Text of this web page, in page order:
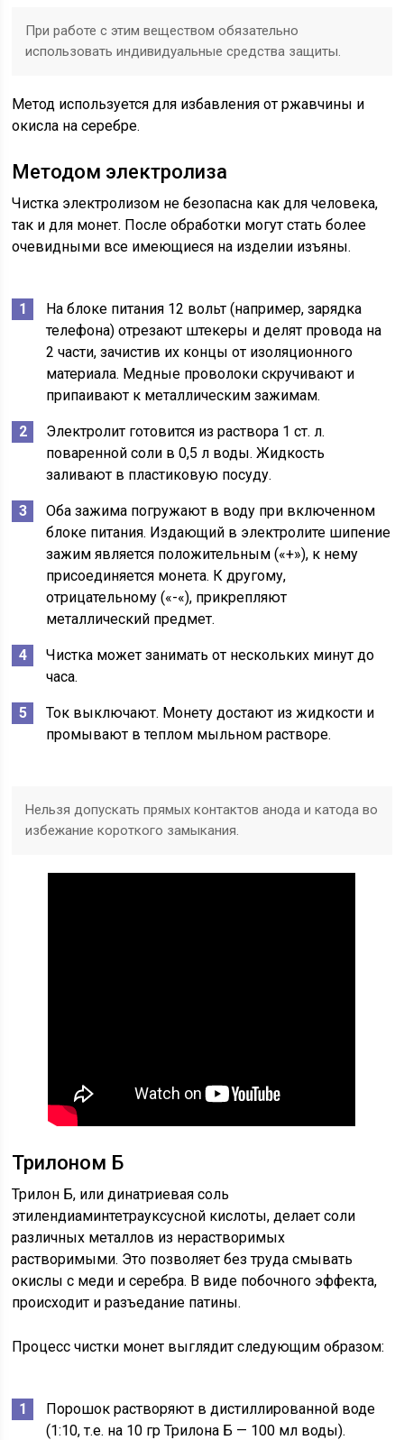
При работе с этим веществом обязательно
использовать индивидуальные средства защиты.
Метод используется для избавления от ржавчины и
окисла на серебре.
Методом электролиза
Чистка электролизом не безопасна как для человека,
так и для монет. После обработки могут стать более
очевидными все имеющиеся на изделии изъяны.
На блоке питания 12 вольт (например, зарядка
телефона) отрезают штекеры и делят провода на
2 части, зачистив их концы от изоляционного
материала. Медные проволоки скручивают и
припаивают к металлическим зажимам.
Электролит готовится из раствора 1 ст. л.
поваренной соли в 0,5 л воды. Жидкость
заливают в пластиковую посуду.
Оба зажима погружают в воду при включенном
блоке питания. Издающий в электролите шипение
зажим является положительным («+»), к нему
присоединяется монета. К другому,
отрицательному («-«), прикрепляют
металлический предмет.
Чистка может занимать от нескольких минут до
часа.
Ток выключают. Монету достают из жидкости и
промывают в теплом мыльном растворе.
Нельзя допускать прямых контактов анода и катода во
избежание короткого замыкания.
Трилоном Б
Трилон Б, или динатриевая соль
этилендиаминтетрауксусной кислоты, делает соли
различных металлов из нерастворимых
растворимыми. Это позволяет без труда смывать
окислы с меди и серебра. В виде побочного эффекта,
происходит и разъедание патины.
Процесс чистки монет выглядит следующим образом:
Порошок растворяют в дистиллированной воде
(1:10, т.е. на 10 гр Трилона Б — 100 мл воды).